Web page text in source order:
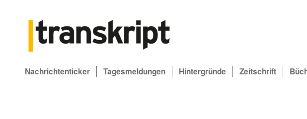
Nachrichtenticker Tagesmeldungen Hintergründe Zeitschrift